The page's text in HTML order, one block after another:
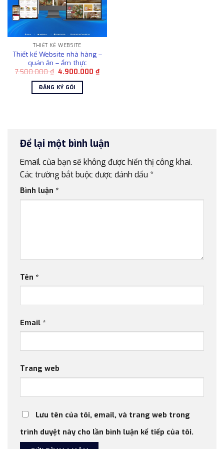
THIẾT KẾ WEBSITE
Thiết kế Website nhà hàng –
quán ăn – ẩm thực
7.500.000₫ Giá
là:
7.500.000 ₫.
4.900.000₫Giá
hiện
ĐĂNG KÝ GÓI
Để lại một bình luận
Email của bạn sẽ không được hiển thị công khai.
Các trường bắt buộc được đánh dấu *
Bình luận *
Tên *
Email *
Trang web
Lưu tên của tôi, email, và trang web trong
trình duyệt này cho lần bình luận kế tiếp của tôi.